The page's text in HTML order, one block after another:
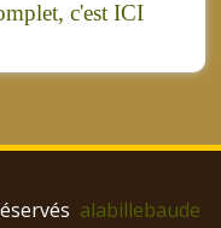
c'est ICI
alabillebaude